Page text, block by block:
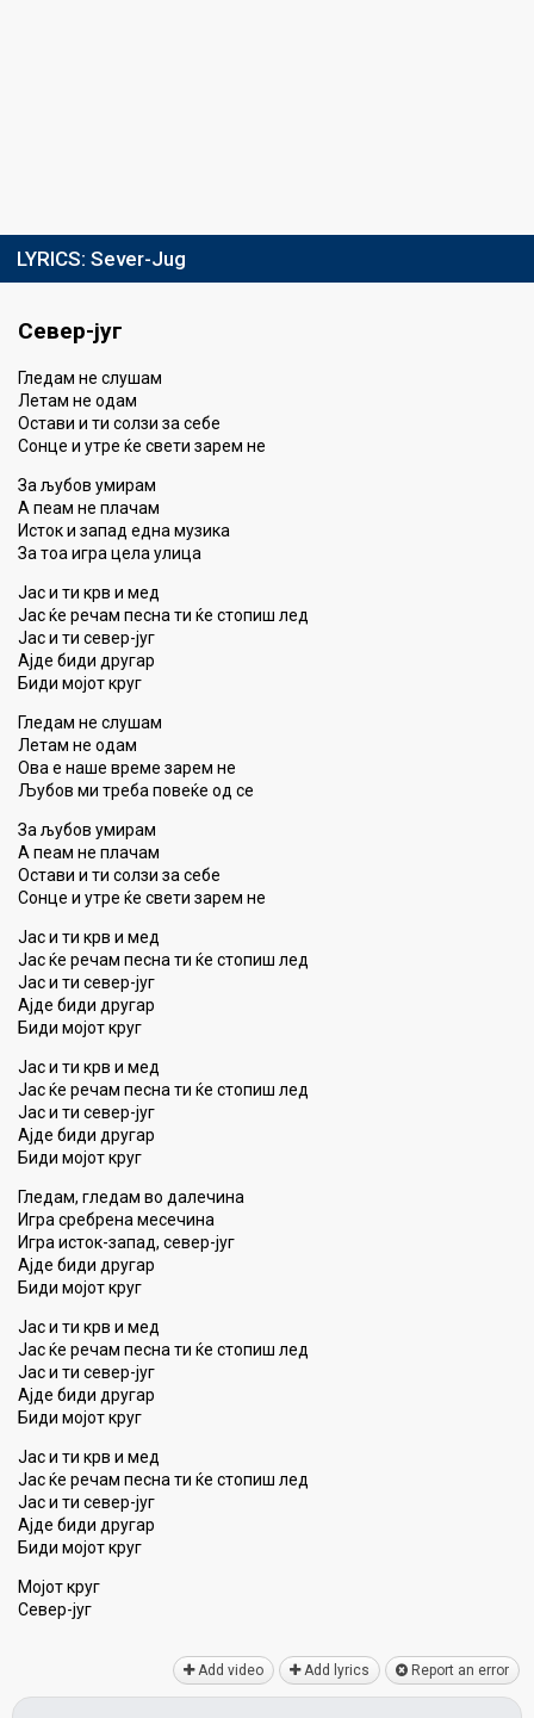
LYRICS: Sever-Jug
Север-југ
Гледам не слушам
Летам не одам
Остави и ти солзи за себе
Сонце и утре ќе свети зарем не
За љубов умирам
А пеам не плачам
Исток и запад една музика
За тоа игра цела улица
Јас и ти крв и мед
Јас ќе речам песна ти ќе стопиш лед
Јас и ти север-југ
Ајде биди другар
Биди мојот круг
Гледам не слушам
Летам не одам
Ова е наше време зарем не
Љубов ми треба повеќе од се
За љубов умирам
А пеам не плачам
Остави и ти солзи за себе
Сонце и утре ќе свети зарем не
Јас и ти крв и мед
Јас ќе речам песна ти ќе стопиш лед
Јас и ти север-југ
Ајде биди другар
Биди мојот круг
Јас и ти крв и мед
Јас ќе речам песна ти ќе стопиш лед
Јас и ти север-југ
Ајде биди другар
Биди мојот круг
Гледам, гледам во далечина
Игра сребрена месечина
Игра исток-запад, север-југ
Ајде биди другар
Биди мојот круг
Јас и ти крв и мед
Јас ќе речам песна ти ќе стопиш лед
Јас и ти север-југ
Ајде биди другар
Биди мојот круг
Јас и ти крв и мед
Јас ќе речам песна ти ќе стопиш лед
Јас и ти север-југ
Ајде биди другар
Биди мојот круг
Мојот круг
Север-југ
Add video Add lyrics Report an error